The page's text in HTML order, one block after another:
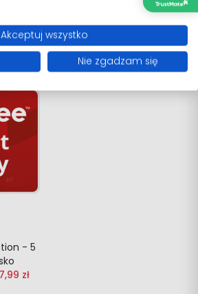
- 5
zł
Akceptuj wszystko
Nie zgadzam się